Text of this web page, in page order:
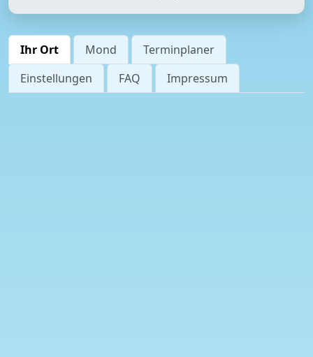
Ihr Ort Mond
Terminplaner
Einstellungen
FAQ Impressum